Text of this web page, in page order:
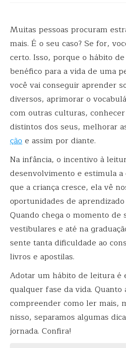
Muitas pessoas procuram
mais. É o seu caso? Se for,
certo. Isso, porque o hábito
benéfico para a vida de uma
você vai conseguir aprender
diversos, aprimorar o
com outras culturas,
distintos dos seus, melhorar
çãoe assim por diante.
Na infância, o incentivo à
desenvolvimento e estimula
que a criança cresce, ela vê
oportunidades de
Quando chega o momento de
vestibulares e até na
sente tanta dificuldade ao
livros e apostilas.
Adotar um hábito de leitura é
qualquer fase da vida. Quanto
compreender como ler mais,
nisso, separamos algumas
jornada. Confira!